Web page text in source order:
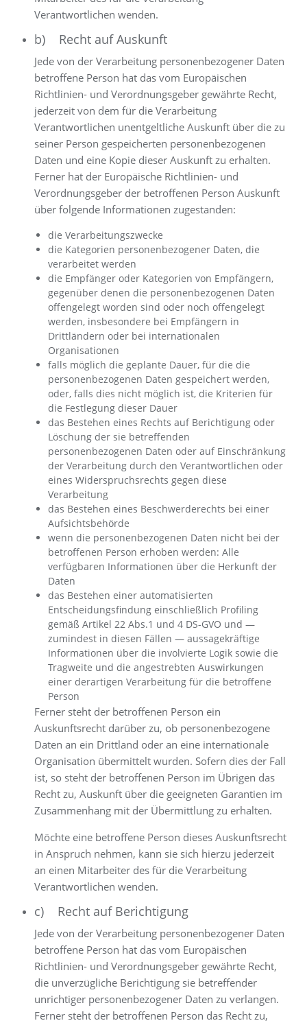
Verantwortlichen wenden.
b) Recht auf Auskunft
Jede von der Verarbeitung personenbezogener Daten
betroffene Person hat das vom Europäischen
Richtlinien- und Verordnungsgeber gewährte Recht,
jederzeit von dem für die Verarbeitung
Verantwortlichen unentgeltliche Auskunft über die zu
seiner Person gespeicherten personenbezogenen
Daten und eine Kopie dieser Auskunft zu erhalten.
Ferner hat der Europäische Richtlinien- und
Verordnungsgeber der betroffenen Person Auskunft
über folgende Informationen zugestanden:
die Verarbeitungszwecke
die Kategorien personenbezogener Daten, die
verarbeitet werden
die Empfänger oder Kategorien von Empfängern,
gegenüber denen die personenbezogenen Daten
offengelegt worden sind oder noch offengelegt
werden, insbesondere bei Empfängern in
Drittländern oder bei internationalen
Organisationen
falls möglich die geplante Dauer, für die die
personenbezogenen Daten gespeichert werden,
oder, falls dies nicht möglich ist, die Kriterien für
die Festlegung dieser Dauer
das Bestehen eines Rechts auf Berichtigung oder
Löschung der sie betreffenden
personenbezogenen Daten oder auf Einschränkung
der Verarbeitung durch den Verantwortlichen oder
eines Widerspruchsrechts gegen diese
Verarbeitung
das Bestehen eines Beschwerderechts bei einer
Aufsichtsbehörde
wenn die personenbezogenen Daten nicht bei der
betroffenen Person erhoben werden: Alle
verfügbaren Informationen über die Herkunft der
Daten
das Bestehen einer automatisierten
Entscheidungsfindung einschließlich Profiling
gemäß Artikel 22 Abs.1 und 4 DS-GVO und —
zumindest in diesen Fällen — aussagekräftige
Informationen über die involvierte Logik sowie die
Tragweite und die angestrebten Auswirkungen
einer derartigen Verarbeitung für die betroffene
Person
Ferner steht der betroffenen Person ein
Auskunftsrecht darüber zu, ob personenbezogene
Daten an ein Drittland oder an eine internationale
Organisation übermittelt wurden. Sofern dies der Fall
ist, so steht der betroffenen Person im Übrigen das
Recht zu, Auskunft über die geeigneten Garantien im
Zusammenhang mit der Übermittlung zu erhalten.
Möchte eine betroffene Person dieses Auskunftsrecht
in Anspruch nehmen, kann sie sich hierzu jederzeit
an einen Mitarbeiter des für die Verarbeitung
Verantwortlichen wenden.
c) Recht auf Berichtigung
Jede von der Verarbeitung personenbezogener Daten
betroffene Person hat das vom Europäischen
Richtlinien- und Verordnungsgeber gewährte Recht,
die unverzügliche Berichtigung sie betreffender
unrichtiger personenbezogener Daten zu verlangen.
Ferner steht der betroffenen Person das Recht zu,